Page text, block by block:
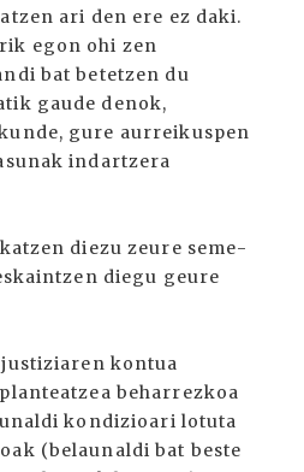
ari den ere ez daki.
egon ohi zen
bat betetzen du
gaude denok,
gure aurreikuspen
indartzera
diezu zeure seme-
diegu geure
kontua
beharrezkoa
kondizioari lotuta
(belaunaldi bat beste